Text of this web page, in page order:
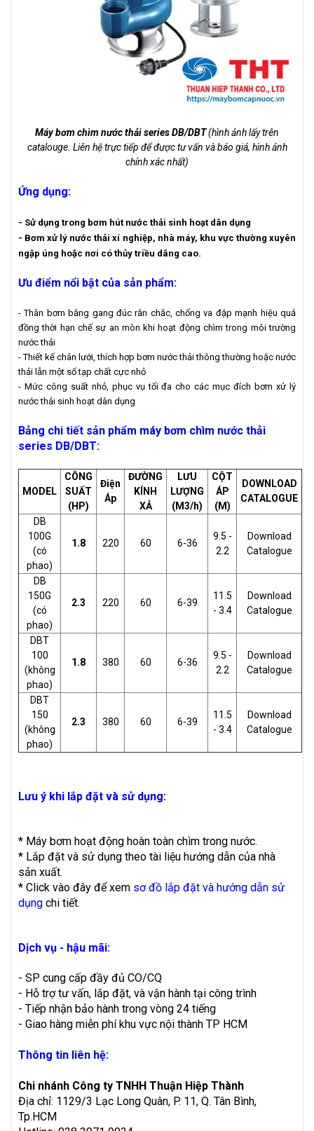
Máy bơm chìm nước thải series DB/DBT(hình ảnh lấy trên
catalouge. Liên hệ trực tiếp để được tư vấn và báo giá, hình ảnh
chính xác nhất)
Ứng dụng:
- Sử dụng trong bơm hút nước thải sinh hoạt dân dụng
- Bơm xử lý nước thải xí nghiệp, nhà máy, khu vực thường xuyên
ngập úng hoặc nơi có thủy triều dâng cao.
Ưu điểm nổi bật của sản phẩm:
- Thân bơm bằng gang đúc rắn chắc, chống va đập mạnh hiệu quả
đồng thời hạn chế sự an mòn khi hoạt động chìm trong môi trường
nước thải
- Thiết kế chân lưới, thích hợp bơm nước thải thông thường hoặc nước
thải lẫn một số tạp chất cực nhỏ
- Mức công suất nhỏ, phục vụ tối đa cho các mục đích bơm xử lý
nước thải sinh hoạt dân dụng
Bảng chi tiết sản phẩm máy bơm chìm nước thải
series DB/DBT:
MODEL
CÔNG
SUẤT
(HP)
Điện
Áp
ĐƯỜNG
KÍNH
XẢ
LƯU
LƯỢNG
(M3/h)
CỘT
ÁP
(M)
DOWNLOAD
CATALOGUE
DB
100G
(có
phao)
1.8 220 60 6-36
9.5 -
2.2
Download
Catalogue
DB
150G
(có
phao)
2.3 220 60 6-39
11.5
- 3.4
Download
Catalogue
DBT
100
(không
phao)
1.8 380 60 6-36
9.5 -
2.2
Download
Catalogue
DBT
150
(không
phao)
2.3 380 60 6-39
11.5
- 3.4
Download
Catalogue
Lưu ý khi lắp đặt và sử dụng:
* Máy bơm hoạt động hoàn toàn chìm trong nước.
* Lắp đặt và sử dụng theo tài liệu hướng dẫn của nhà
sản xuất.
* Click vào đây để xem sơ đồ lắp đặt và hướng dẫn sử
dụng chi tiết.
Dịch vụ - hậu mãi:
- SP cung cấp đầy đủ CO/CQ
- Hỗ trợ tư vấn, lắp đặt, và vận hành tại công trình
- Tiếp nhận bảo hành trong vòng 24 tiếng
- Giao hàng miễn phí khu vực nội thành TP HCM
Thông tin liên hệ:
Chi nhánh Công ty TNHH Thuận Hiệp Thành
Địa chỉ: 1129/3 Lạc Long Quân, P. 11, Q. Tân Bình,
Tp.HCM